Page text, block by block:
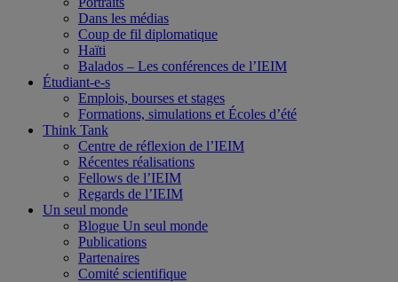
Dans les médias
Coup de fil diplomatique
Haïti
Balados – Les conférences de l’IEIM
Étudiant-e-s
Emplois, bourses et stages
Formations, simulations et Écoles d’été
Think Tank
Centre de réflexion de l’IEIM
Récentes réalisations
Fellows de l’IEIM
Regards de l’IEIM
Un seul monde
Blogue Un seul monde
Publications
Partenaires
Comité scientifique